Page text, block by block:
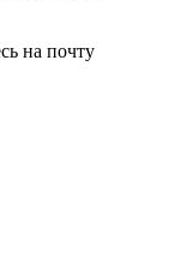
на почту